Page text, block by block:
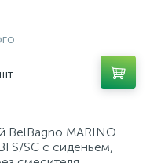
шт
BelBagno MARINO
SC с сиденьем,